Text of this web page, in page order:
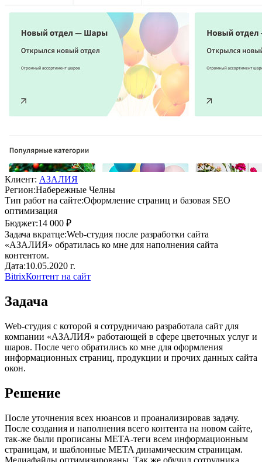
Клиент: АЗАЛИЯ
Регион:Набережные Челны
Тип работ на сайте:Оформление страниц и базовая SEO
оптимизация
Бюджет:14 000 ₽
Задача вкратце:Web-студия после разработки сайта
«АЗАЛИЯ» обратилась ко мне для наполнения сайта
контентом.
Дата:10.05.2020 г.
BitrixКонтент на сайт
Задача
Web-студия с которой я сотрудничаю разработала сайт для
компании «АЗАЛИЯ» работающей в сфере цветочных услуг и
шаров. После чего обратились ко мне для оформления
информационных страниц, продукции и прочих данных сайта
окон.
Решение
После уточнения всех нюансов и проанализировав задачу.
После создания и наполнения всего контента на новом сайте,
так-же были прописаны META-теги всем информационным
страницам, и шаблонные META динамическим страницам.
Медиафайлы оптимизированы. Так же обучил сотрудника